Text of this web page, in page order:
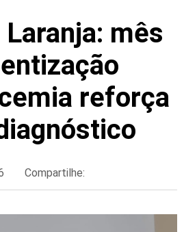
mês
reforça
Compartilhe: